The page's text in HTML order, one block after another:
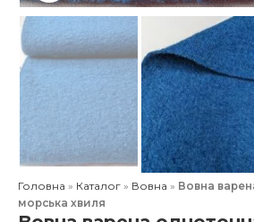
Головна » Каталог » Вовна » Вовна
морська хвиля